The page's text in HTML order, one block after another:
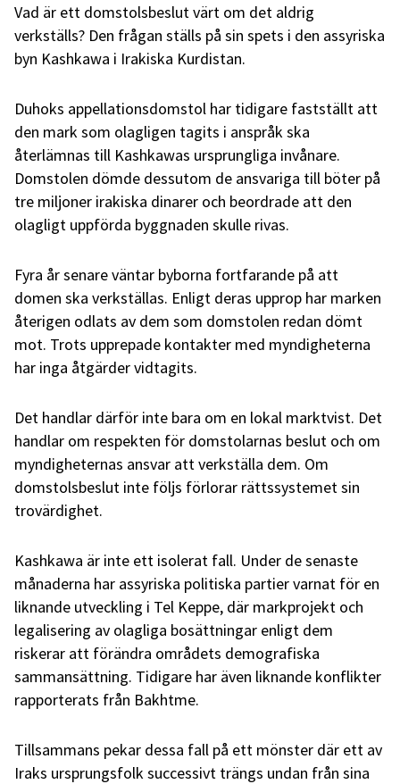
Vad är ett domstolsbeslut värt om det aldrig
verkställs? Den frågan ställs på sin spets i den assyriska
byn Kashkawa i Irakiska Kurdistan.
Duhoks appellationsdomstol har tidigare fastställt att
den mark som olagligen tagits i anspråk ska
återlämnas till Kashkawas ursprungliga invånare.
Domstolen dömde dessutom de ansvariga till böter på
tre miljoner irakiska dinarer och beordrade att den
olagligt uppförda byggnaden skulle rivas.
Fyra år senare väntar byborna fortfarande på att
domen ska verkställas. Enligt deras upprop har marken
återigen odlats av dem som domstolen redan dömt
mot. Trots upprepade kontakter med myndigheterna
har inga åtgärder vidtagits.
Det handlar därför inte bara om en lokal marktvist. Det
handlar om respekten för domstolarnas beslut och om
myndigheternas ansvar att verkställa dem. Om
domstolsbeslut inte följs förlorar rättssystemet sin
trovärdighet.
Kashkawa är inte ett isolerat fall. Under de senaste
månaderna har assyriska politiska partier varnat för en
liknande utveckling i Tel Keppe, där markprojekt och
legalisering av olagliga bosättningar enligt dem
riskerar att förändra områdets demografiska
sammansättning. Tidigare har även liknande konflikter
rapporterats från Bakhtme.
Tillsammans pekar dessa fall på ett mönster där ett av
Iraks ursprungsfolk successivt trängs undan från sina